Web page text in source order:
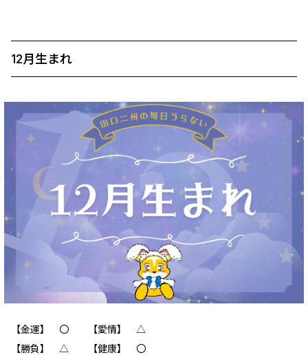
12月生まれ
【金運】 〇 【愛情】 △
【勝負】 △ 【健康】 〇